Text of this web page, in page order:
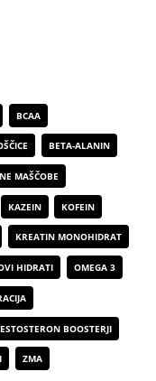
BCAA
BETA-ALANIN
MAŠČOBE
KAZEIN KOFEIN
KREATIN MONOHIDRAT
HIDRATI OMEGA 3
BOOSTERJI
ZMA